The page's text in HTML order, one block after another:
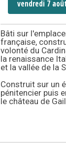
Bâti sur
française,
volonté du
la renaissance
et la vallée de la
Construit sur un
pénitencier puis
le château de